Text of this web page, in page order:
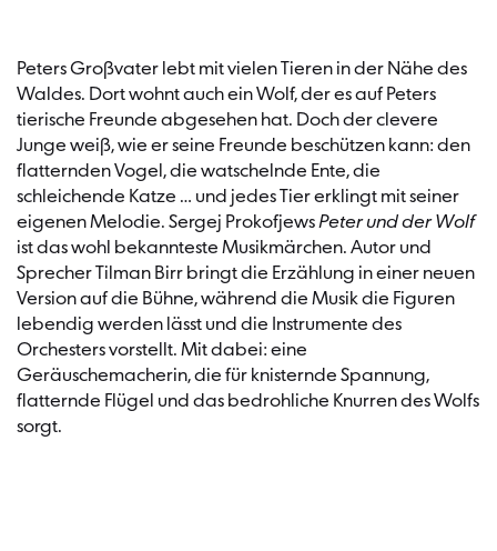
Peters Großvater lebt mit vielen Tieren in der Nähe des
Waldes. Dort wohnt auch ein Wolf, der es auf Peters
tierische Freunde abgesehen hat. Doch der clevere
Junge weiß, wie er seine Freunde beschützen kann: den
flatternden Vogel, die watschelnde Ente, die
schleichende Katze … und jedes Tier erklingt mit seiner
eigenen Melodie. Sergej ProkofjewsPeter und der Wolf
ist das wohl bekannteste Musikmärchen. Autor und
Sprecher Tilman Birr bringt die Erzählung in einer neuen
Version auf die Bühne, während die Musik die Figuren
lebendig werden lässt und die Instrumente des
Orchesters vorstellt. Mit dabei: eine
Geräuschemacherin, die für knisternde Spannung,
flatternde Flügel und das bedrohliche Knurren des Wolfs
sorgt.